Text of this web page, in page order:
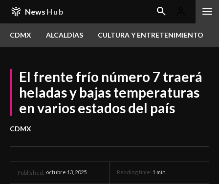
News Hub
CDMX ALCALDÍAS CULTURA Y ENTRETENIMIENTO
El frente frío número 7 traerá
heladas y bajas temperaturas
en varios estados del país
CDMX
Published: octubre 13, 2025 Reading time: 1 min.